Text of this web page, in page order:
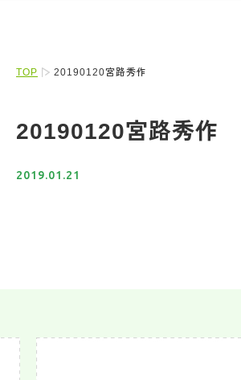
TOP 20190120宮路秀作
20190120宮路秀作
2019.01.21